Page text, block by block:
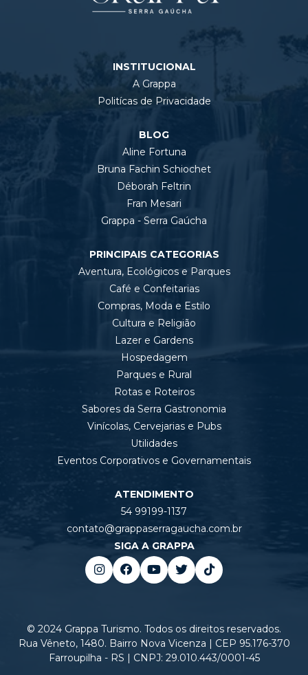
INSTITUCIONAL
A Grappa
Politícas de Privacidade
BLOG
Aline Fortuna
Bruna Fachin Schiochet
Déborah Feltrin
Fran Mesari
Grappa - Serra Gaúcha
PRINCIPAIS CATEGORIAS
Aventura, Ecológicos e Parques
Café e Confeitarias
Compras, Moda e Estilo
Cultura e Religião
Lazer e Gardens
Hospedagem
Parques e Rural
Rotas e Roteiros
Sabores da Serra Gastronomia
Vinícolas, Cervejarias e Pubs
Utilidades
Eventos Corporativos e Governamentais
ATENDIMENTO
54 99199-1137
contato@grappaserragaucha.com.br
SIGA A GRAPPA
© 2024 Grappa Turismo. Todos os direitos reservados.
Rua Vêneto, 1480. Bairro Nova Vicenza | CEP 95.176-370
Farroupilha - RS | CNPJ: 29.010.443/0001-45